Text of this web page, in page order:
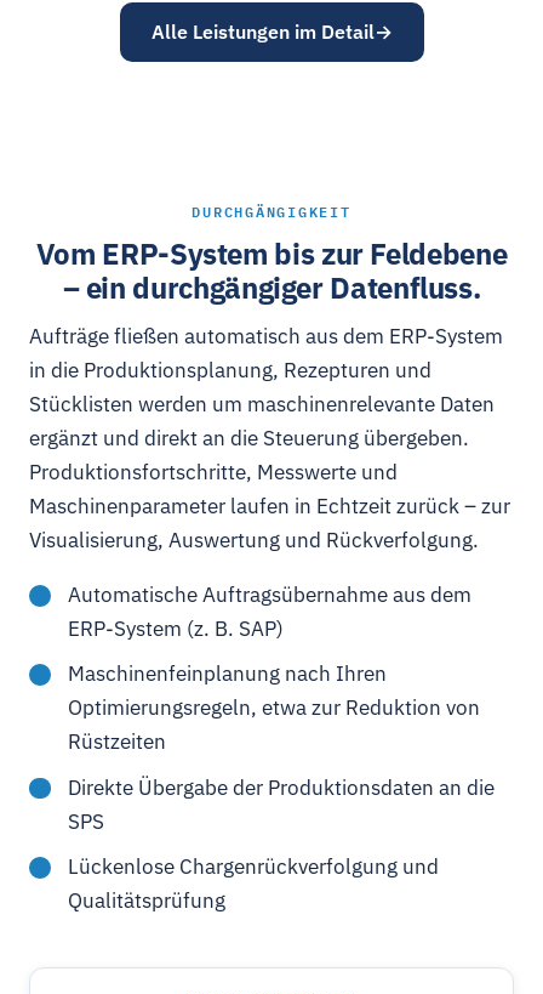
Alle Leistungen im Detail
DURCHGÄNGIGKEIT
Vom ERP-System bis zur Feldebene
– ein durchgängiger Datenfluss.
Aufträge fließen automatisch aus dem ERP-System
in die Produktionsplanung, Rezepturen und
Stücklisten werden um maschinenrelevante Daten
ergänzt und direkt an die Steuerung übergeben.
Produktionsfortschritte, Messwerte und
Maschinenparameter laufen in Echtzeit zurück – zur
Visualisierung, Auswertung und Rückverfolgung.
Automatische Auftragsübernahme aus dem
ERP-System (z. B. SAP)
Maschinenfeinplanung nach Ihren
Optimierungsregeln, etwa zur Reduktion von
Rüstzeiten
Direkte Übergabe der Produktionsdaten an die
SPS
Lückenlose Chargenrückverfolgung und
Qualitätsprüfung